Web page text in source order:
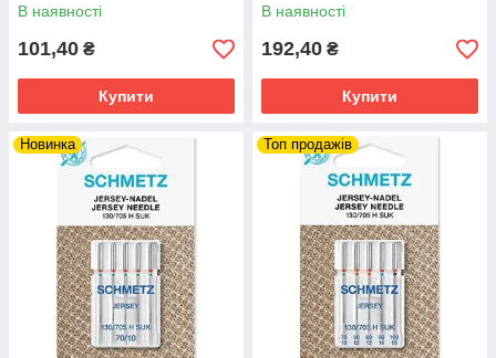
В наявності
101,40 ₴
Купити
В наявності
192,40 ₴
Купити
Новинка Топ продажів